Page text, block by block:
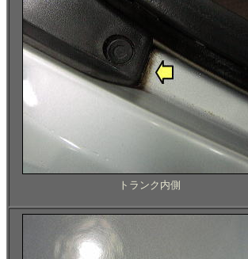
トランク内側